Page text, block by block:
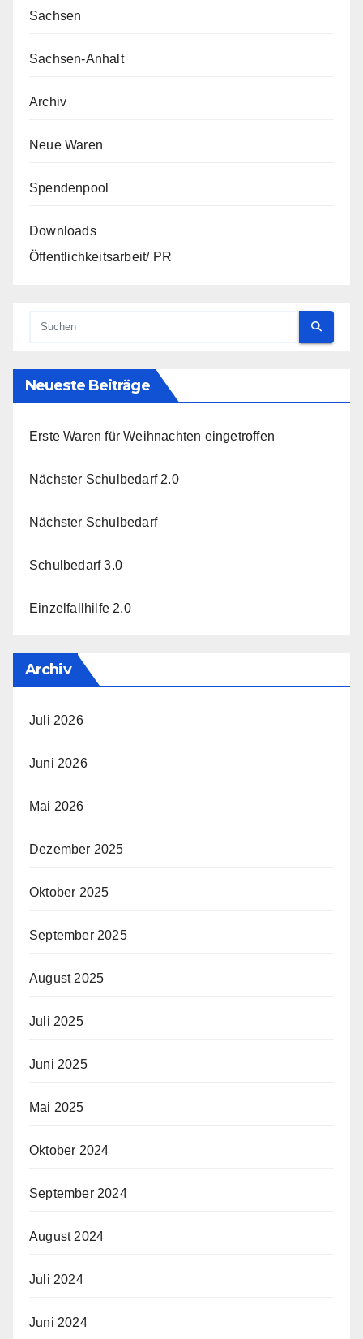
Sachsen
Sachsen-Anhalt
Archiv
Neue Waren
Spendenpool
Downloads
Öffentlichkeitsarbeit/ PR
Neueste Beiträge
Erste Waren für Weihnachten eingetroffen
Nächster Schulbedarf 2.0
Nächster Schulbedarf
Schulbedarf 3.0
Einzelfallhilfe 2.0
Archiv
Juli 2026
Juni 2026
Mai 2026
Dezember 2025
Oktober 2025
September 2025
August 2025
Juli 2025
Juni 2025
Mai 2025
Oktober 2024
September 2024
August 2024
Juli 2024
Juni 2024